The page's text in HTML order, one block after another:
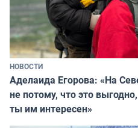
НОВОСТИ
Аделаида Егорова: «На
не потому, что это
ты им интересен»